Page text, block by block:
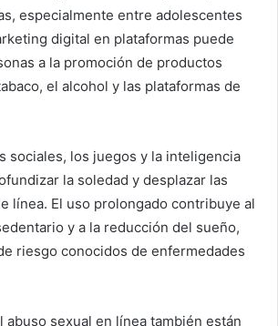
especialmente entre adolescentes
digital en plataformas puede
a la promoción de productos
el alcohol y las plataformas de
sociales, los juegos y la inteligencia
la soledad y desplazar las
línea. El uso prolongado contribuye al
y a la reducción del sueño,
riesgo conocidos de enfermedades
abuso sexual en línea también están